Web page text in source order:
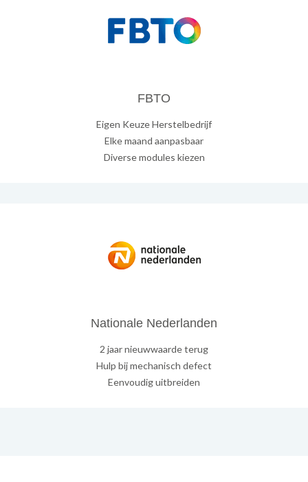
FBTO
Eigen Keuze Herstelbedrijf
Elke maand aanpasbaar
Diverse modules kiezen
Nationale Nederlanden
2 jaar nieuwwaarde terug
Hulp bij mechanisch defect
Eenvoudig uitbreiden